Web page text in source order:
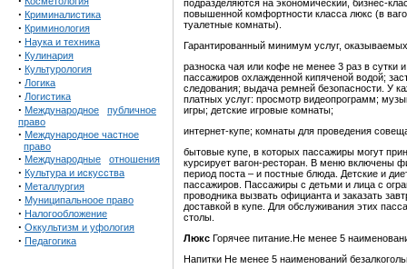
· Криминалистика
· Криминология
· Наука и техника
· Кулинария
· Культурология
· Логика
· Логистика
· Международное
публичное
право
· Международное частное
право
· Международные отношения
· Культура и искусства
· Металлургия
· Муниципальноое право
· Налогообложение
· Оккультизм и уфология
· Педагогика
подразделяются на экономический, бизнес-
повышенной комфортности класса люкс (в
туалетные комнаты).
Гарантированный минимум услуг,
разноска чая или кофе не менее 3 раз в сутки
пассажиров охлажденной кипяченой водой;
следования; выдача ремней безопасности. У
платных услуг: просмотр видеопрограмм;
игры; детские игровые комнаты;
интернет-купе; комнаты для проведения
бытовые купе, в которых пассажиры могут
курсирует вагон-ресторан. В меню включены
период поста – и постные блюда. Детские и
пассажиров. Пассажиры с детьми и лица с
проводника вызвать официанта и заказать
доставкой в купе. Для обслуживания этих
столы.
Люкс Горячее питание.Не менее 5
Напитки Не менее 5 наименований